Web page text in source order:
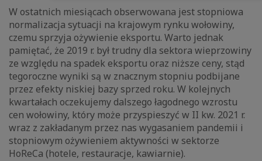
W ostatnich miesiącach obserwowana jest stopniowa
normalizacja sytuacji na krajowym rynku wołowiny,
czemu sprzyja ożywienie eksportu. Warto jednak
pamiętać, że 2019 r. był trudny dla sektora wieprzowiny
ze względu na spadek eksportu oraz niższe ceny, stąd
tegoroczne wyniki są w znacznym stopniu podbijane
przez efekty niskiej bazy sprzed roku. W kolejnych
kwartałach oczekujemy dalszego łagodnego wzrostu
cen wołowiny, który może przyspieszyć w II kw. 2021 r.
wraz z zakładanym przez nas wygasaniem pandemii i
stopniowym ożywieniem aktywności w sektorze
HoReCa (hotele, restauracje, kawiarnie).